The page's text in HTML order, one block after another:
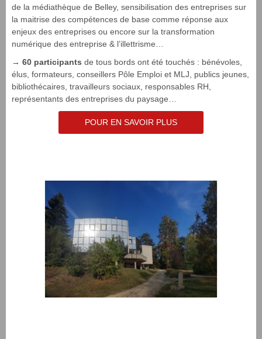
de la médiathèque de Belley, sensibilisation des entreprises sur
la maitrise des compétences de base comme réponse aux
enjeux des entreprises ou encore sur la transformation
numérique des entreprise & l’illettrisme…
→ 60 participants de tous bords ont été touchés : bénévoles,
élus, formateurs, conseillers Pôle Emploi et MLJ, publics jeunes,
bibliothécaires, travailleurs sociaux, responsables RH,
représentants des entreprises du paysage…
POUR EN SAVOIR PLUS